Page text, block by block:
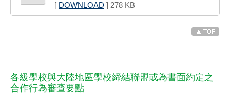
[ DOWNLOAD ] 278 KB
各級學校與大陸地區學校締結聯盟或為書面約定之
合作行為審查要點